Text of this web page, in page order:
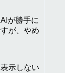
が勝手に
が、やめ
示しない